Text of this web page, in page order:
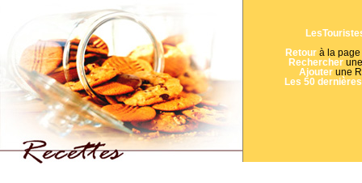
Retourà la page
Rechercher
Ajouterune
Les 50 dernières